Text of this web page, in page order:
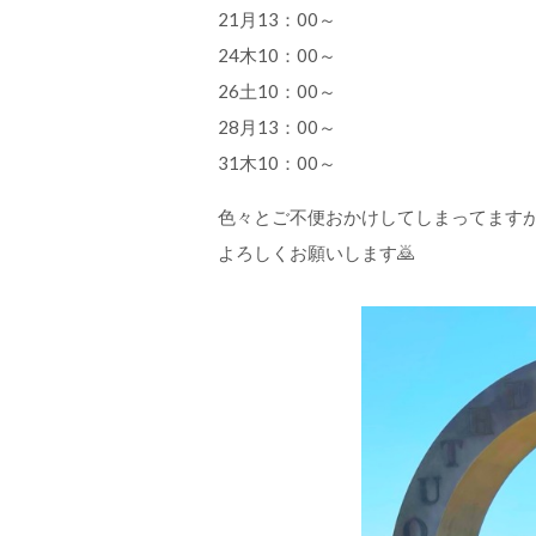
21月13：00～
24木10：00～
26土10：00～
28月13：00～
31木10：00～
色々とご不便おかけしてしまってます
よろしくお願いします🙇